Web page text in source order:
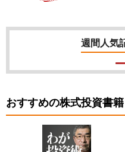
週間人気
おすすめの株式投資書籍